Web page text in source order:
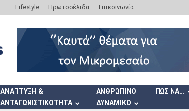
Lifestyle Πρωτοσέλιδα Επικοινωνία
ΑΝΑΠΤΥΞΗ &
ΑΝΤΑΓΩΝΙΣΤΙΚΟΤΗΤΑ
ΑΝΘΡΩΠΙΝΟ
ΔΥΝΑΜΙΚΟ
ΠΩΣ ΝΑ…